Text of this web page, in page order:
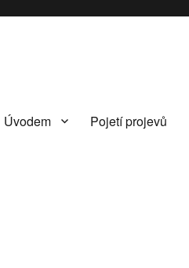
Úvodem Pojetí projevů